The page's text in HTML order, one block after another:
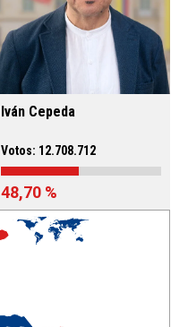
Iván Cepeda
Votos: 12.708.712
48,70 %